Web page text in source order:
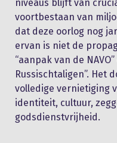
niveaus blijft van
voortbestaan van
dat deze oorlog nog
ervan is niet de
“aanpak van de
Russischtaligen”. Het
volledige vernietiging
identiteit, cultuur,
godsdienstvrijheid.